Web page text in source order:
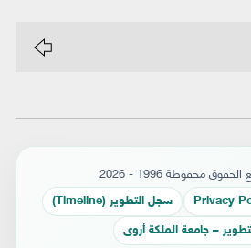
محفوظة 1996 - 2026
سجل التطوير (Timeline)
– جامعة الملكة أروى